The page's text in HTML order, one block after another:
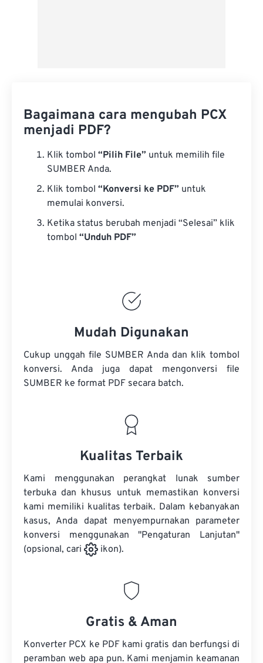
Bagaimana cara mengubah PCX
menjadi PDF?
Klik tombol “Pilih File” untuk memilih file
SUMBER Anda.
Klik tombol “Konversi ke PDF” untuk
memulai konversi.
Ketika status berubah menjadi “Selesai” klik
tombol “Unduh PDF”
Mudah Digunakan
Cukup unggah file SUMBER Anda dan klik tombol
konversi. Anda juga dapat mengonversi file
SUMBER ke format PDF secara batch.
Kualitas Terbaik
Kami menggunakan perangkat lunak sumber
terbuka dan khusus untuk memastikan konversi
kami memiliki kualitas terbaik. Dalam kebanyakan
kasus, Anda dapat menyempurnakan parameter
konversi menggunakan "Pengaturan Lanjutan"
(opsional, cari
ikon).
Gratis & Aman
Konverter PCX ke PDF kami gratis dan berfungsi di
peramban web apa pun. Kami menjamin keamanan